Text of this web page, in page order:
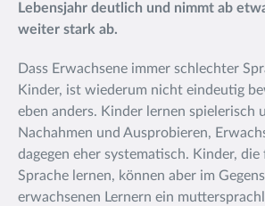
Lebensjahr deutlich und nimmt ab
weiter stark ab.
Dass Erwachsene immer schlechter
Kinder, ist wiederum nicht eindeutig
eben anders. Kinder lernen spielerisch
Nachahmen und Ausprobieren,
dagegen eher systematisch. Kinder,
Sprache lernen, können aber im
erwachsenen Lernern ein